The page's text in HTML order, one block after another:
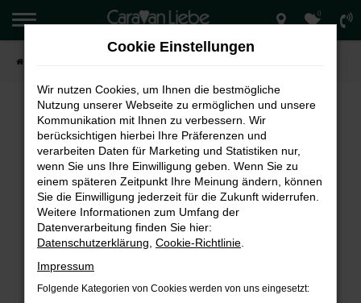
Zum
Hauptinhalt
springen
0
FEHLER: NETWORK ERROR
Beim Laden ist ein Fehler aufgetreten.
Hier sind ein paar Tipps, die dir helfen können:
Überprüfe deine Firewall und deine
Internetverbindung.
Laden andere Webseiten, zum Beispiel deine
Suchmaschine?
Prüfe deine Browsererweiterungen.
Cookie Einstellungen
Wir nutzen Cookies, um Ihnen die bestmögliche
Nutzung unserer Webseite zu ermöglichen und unsere
Kommunikation mit Ihnen zu verbessern. Wir
berücksichtigen hierbei Ihre Präferenzen und
verarbeiten Daten für Marketing und Statistiken nur,
wenn Sie uns Ihre Einwilligung geben. Wenn Sie zu
einem späteren Zeitpunkt Ihre Meinung ändern, können
Sie die Einwilligung jederzeit für die Zukunft widerrufen.
Weitere Informationen zum Umfang der
Datenverarbeitung finden Sie hier:
Datenschutzerklärung Cookie-Richtlinie
Impressum
Folgende Kategorien von Cookies werden von uns eingesetzt: